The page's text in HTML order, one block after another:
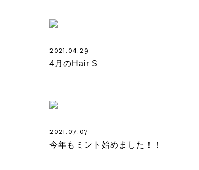
2021.04.29
4月のHair S
2021.07.07
今年もミント始めました！！